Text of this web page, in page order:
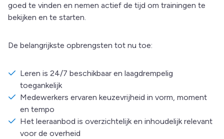
goed te vinden en nemen actief de tijd om trainingen te
bekijken en te starten.
De belangrijkste opbrengsten tot nu toe:
Leren is 24/7 beschikbaar en laagdrempelig
toegankelijk
Medewerkers ervaren keuzevrijheid in vorm, moment
en tempo
Het leeraanbod is overzichtelijk en inhoudelijk relevant
voor de overheid